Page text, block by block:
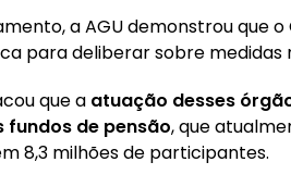
a AGU demonstrou que
para deliberar sobre
que a atuação desses
fundos de pensão, que
8,3 milhões de participantes.